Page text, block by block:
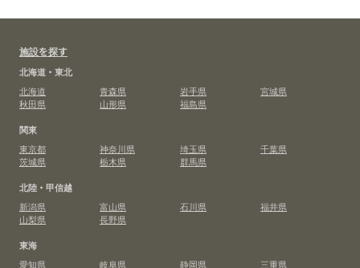
施設を探す
北海道・東北
北海道
青森県 岩手県
宮城県
秋田県
山形県
福島県
関東
東京都
神奈川県 埼玉県
千葉県
茨城県
栃木県
群馬県
北陸・甲信越
新潟県
富山県 石川県
福井県
山梨県
長野県
東海
愛知県
岐阜県 静岡県
三重県